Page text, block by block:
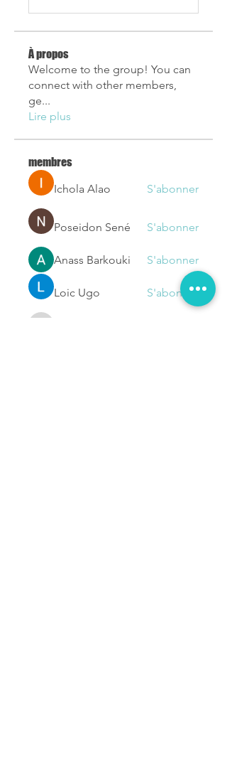
À propos
Welcome to the group! You can
connect with other members,
ge...
Lire plus
membres
Ichola Alao
S'abonner
Poseidon Sené S'abonner
Anass Barkouki S'abonner
Loic Ugo S'abonner